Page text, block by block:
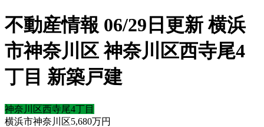
不動産情報 06/29日更新 横浜
市神奈川区 神奈川区西寺尾4
丁目 新築戸建
神奈川区西寺尾4丁目
横浜市神奈川区5,680万円